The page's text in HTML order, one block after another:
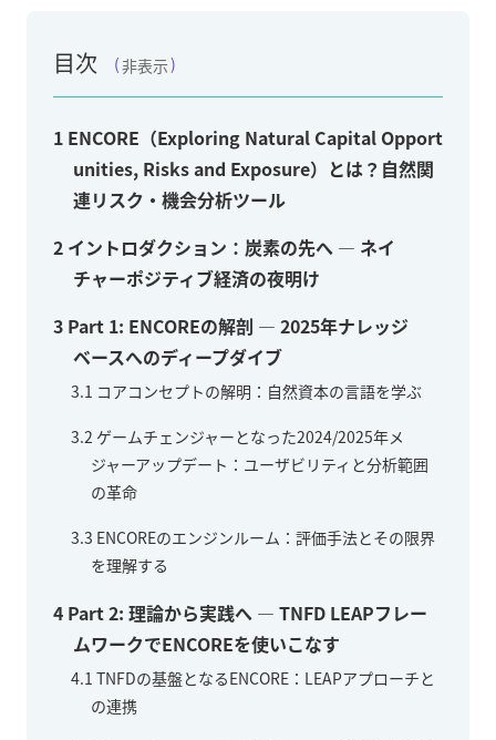
目次 非表示
1 ENCORE（Exploring Natural Capital Opport
unities, Risks and Exposure）とは？自然関
連リスク・機会分析ツール
2 イントロダクション：炭素の先へ — ネイ
チャーポジティブ経済の夜明け
3 Part 1: ENCOREの解剖 — 2025年ナレッジ
ベースへのディープダイブ
3.1 コアコンセプトの解明：自然資本の言語を学ぶ
3.2 ゲームチェンジャーとなった2024/2025年メ
ジャーアップデート：ユーザビリティと分析範囲
の革命
3.3 ENCOREのエンジンルーム：評価手法とその限界
を理解する
4 Part 2: 理論から実践へ — TNFD LEAPフレー
ムワークでENCOREを使いこなす
4.1 TNFDの基盤となるENCORE：LEAPアプローチと
の連携